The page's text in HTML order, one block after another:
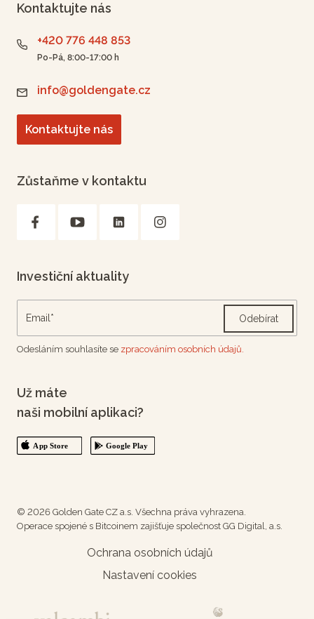
Kontaktujte nás
+420 776 448 853
Po-Pá, 8:00-17:00 h
info@goldengate.cz
Kontaktujte nás
Zůstaňme v kontaktu
Investiční aktuality
Odebírat
Odesláním souhlasíte se zpracováním osobních údajů.
Už máte
naši mobilní aplikaci?
© 2026 Golden Gate CZ a.s. Všechna práva vyhrazena.
Operace spojené s Bitcoinem zajišťuje společnost GG Digital, a.s.
Ochrana osobních údajů
Nastavení cookies